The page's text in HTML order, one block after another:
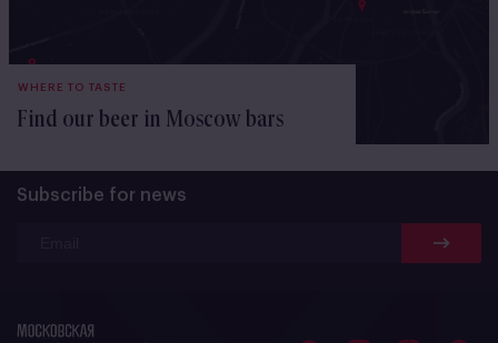
WHERE TO TASTE
Find our beer in Moscow bars
Subscribe for news